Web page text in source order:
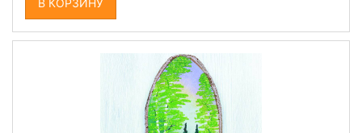
В КОРЗИНУ